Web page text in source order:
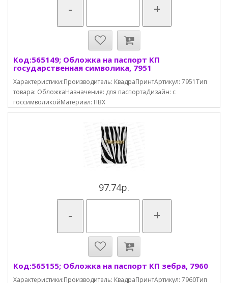
- +
Код:565149; Обложка на паспорт КП
государственная символика, 7951
Характеристики:Производитель: КвадраПринтАртикул: 7951Тип
товара: ОбложкаНазначение: для паспортаДизайн: с
госсимволикойМатериал: ПВХ
97.74р.
- +
Код:565155; Обложка на паспорт КП зебра, 7960
Характеристики:Производитель: КвадраПринтАртикул: 7960Тип